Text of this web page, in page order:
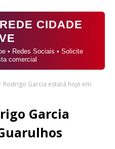
CIDADE
• Redes Sociais • Solicite
comercial
Rodrigo Garcia estará hoje em
Garcia